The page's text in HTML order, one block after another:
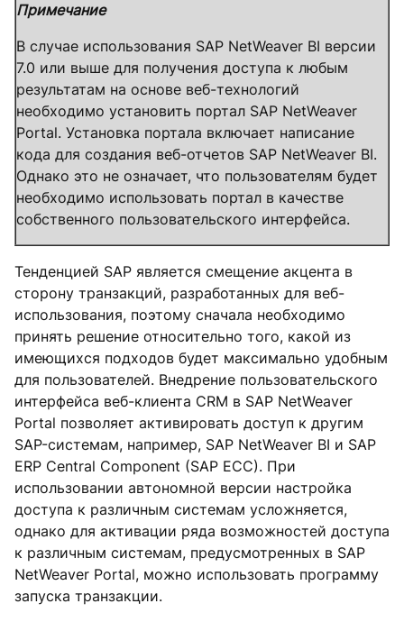
Примечание
В случае использования SAP NetWeaver BI версии
7.0 или выше для получения доступа к любым
результатам на основе веб-технологий
необходимо установить портал SAP NetWeaver
Portal. Установка портала включает написание
кода для создания веб-отчетов SAP NetWeaver BI.
Однако это не означает, что пользователям будет
необходимо использовать портал в качестве
собственного пользовательского интерфейса.
Тенденцией SAP является смещение акцента в
сторону транзакций, разработанных для веб-
использования, поэтому сначала необходимо
принять решение относительно того, какой из
имеющихся подходов будет максимально удобным
для пользователей. Внедрение пользовательского
интерфейса веб-клиента CRM в SAP NetWeaver
Portal позволяет активировать доступ к другим
SAP-системам, например, SAP NetWeaver BI и SAP
ERP Central Component (SAP ECC). При
использовании автономной версии настройка
доступа к различным системам усложняется,
однако для активации ряда возможностей доступа
к различным системам, предусмотренных в SAP
NetWeaver Portal, можно использовать программу
запуска транзакции.